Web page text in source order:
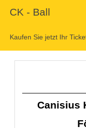
CK - Ball
Kaufen Sie jetzt Ihr
Canisius